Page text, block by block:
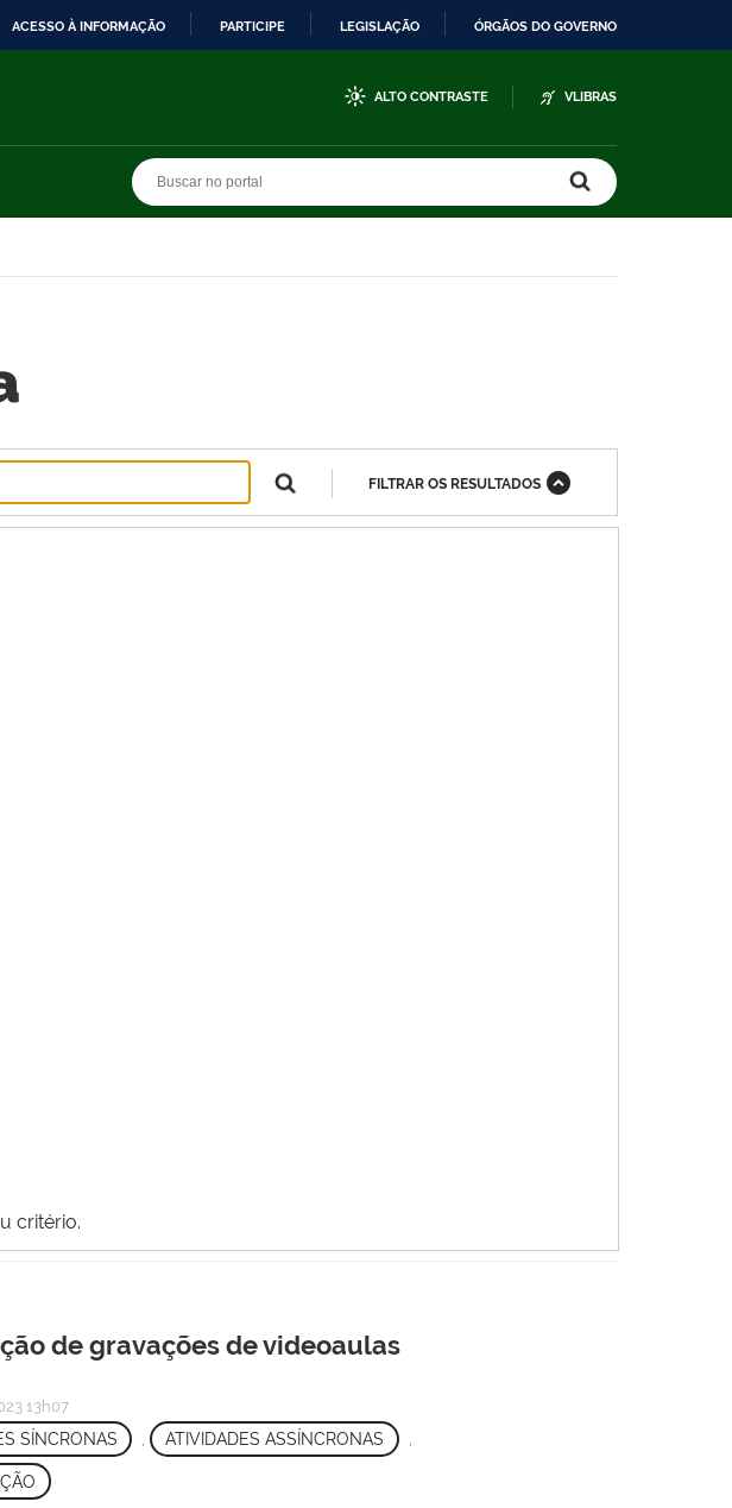
ACESSO À INFORMAÇÃO PARTICIPE LEGISLAÇÃO ÓRGÃOS DO GOVERNO
ALTO CONTRASTE VLIBRAS
critério.
FILTRAR OS RESULTADOS
de gravações de videoaulas
13h07
SÍNCRONAS , ATIVIDADES ASSÍNCRONAS